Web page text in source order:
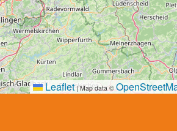
Leaflet |Map data ©